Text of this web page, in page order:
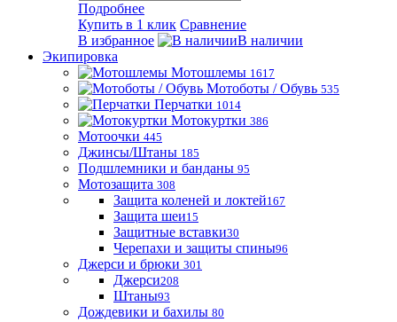
Подробнее
Купить в 1 клик Сравнение
В избранное
В наличии
Экипировка
Мотошлемы 1617
Мотоботы / Обувь 535
Перчатки 1014
Мотокуртки 386
Мотоочки 445
Джинсы/Штаны 185
Подшлемники и банданы 95
Мотозащита 308
Защита коленей и локтей167
Защита шеи15
Защитные вставки30
Черепахи и защиты спины96
Джерси и брюки 301
Джерси208
Штаны93
Дождевики и бахилы 80